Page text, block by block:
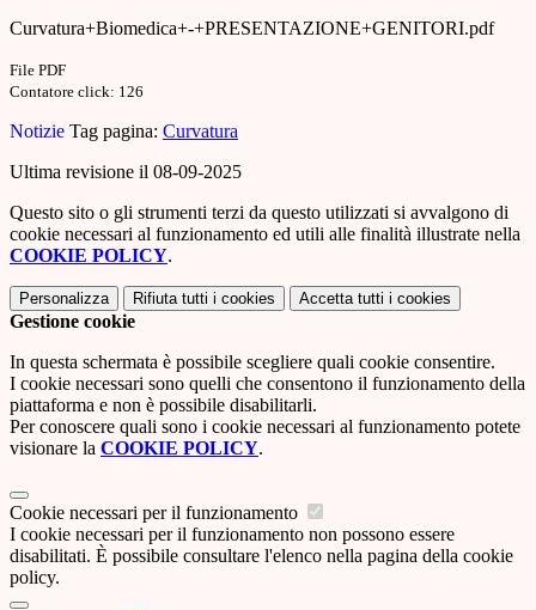
Curvatura+Biomedica+-+PRESENTAZIONE+GENITORI.pdf
File PDF
Contatore click: 126
Notizie Tag pagina: Curvatura
Ultima revisione il 08-09-2025
Questo sito o gli strumenti terzi da questo utilizzati si avvalgono di
cookie necessari al funzionamento ed utili alle finalità illustrate nella
COOKIE POLICY.
Personalizza Rifiuta tutti i cookies Accetta tutti i cookies
Gestione cookie
In questa schermata è possibile scegliere quali cookie consentire.
I cookie necessari sono quelli che consentono il funzionamento della
piattaforma e non è possibile disabilitarli.
Per conoscere quali sono i cookie necessari al funzionamento potete
visionare la COOKIE POLICY.
Cookie necessari per il funzionamento
I cookie necessari per il funzionamento non possono essere
disabilitati. È possibile consultare l'elenco nella pagina della cookie
policy.